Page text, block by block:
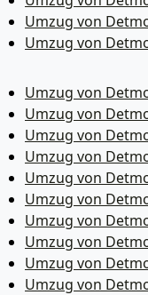
Umzug von
Umzug von
Umzug von
Umzug von
Umzug von
Umzug von
Umzug von
Umzug von
Umzug von
Umzug von
Umzug von
Umzug von